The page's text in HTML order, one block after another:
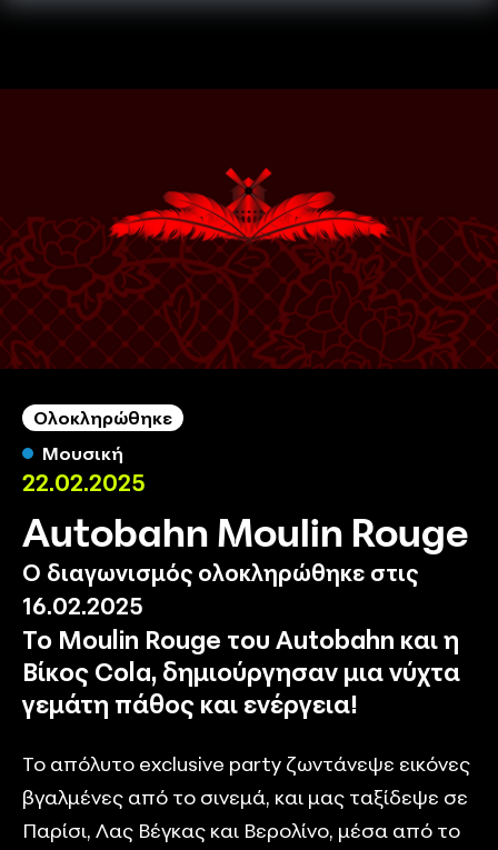
Παράκαμψη προς το κυρίως περιεχόμενο
Ολοκληρώθηκε
Μουσική
22.02.2025
Autobahn Moulin Rouge
Ο διαγωνισμός ολοκληρώθηκε στις
16.02.2025
Το Moulin Rouge του Autobahn και η
Βίκος Cola, δημιούργησαν μια νύχτα
γεμάτη πάθος και ενέργεια!
Το απόλυτο exclusive party ζωντάνεψε εικόνες
βγαλμένες από το σινεμά, και μας ταξίδεψε σε
Παρίσι, Λας Βέγκας και Βερολίνο, μέσα από το